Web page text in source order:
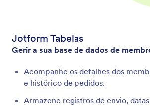
Jotform Tabelas
Gerir a sua base de dados de
Acompanhe os detalhes dos
e histórico de pedidos.
Armazene registros de envio,